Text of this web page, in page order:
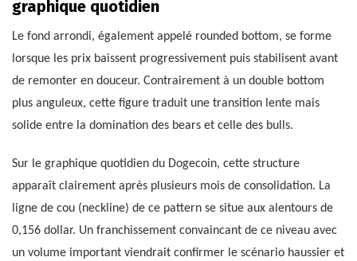
graphique quotidien
Le fond arrondi, également appelé rounded bottom, se forme
lorsque les prix baissent progressivement puis stabilisent avant
de remonter en douceur. Contrairement à un double bottom
plus anguleux, cette figure traduit une transition lente mais
solide entre la domination des bears et celle des bulls.
Sur le graphique quotidien du Dogecoin, cette structure
apparaît clairement après plusieurs mois de consolidation. La
ligne de cou (neckline) de ce pattern se situe aux alentours de
0,156 dollar. Un franchissement convaincant de ce niveau avec
un volume important viendrait confirmer le scénario haussier et